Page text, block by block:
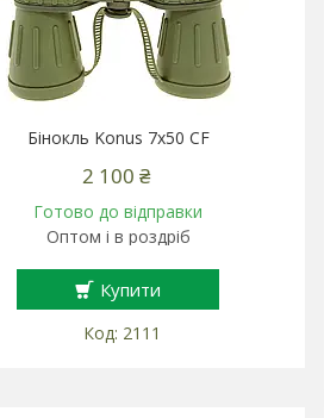
Бінокль Konus 7x50 CF
2 100 ₴
Готово до відправки
Оптом і в роздріб
Купити
2111